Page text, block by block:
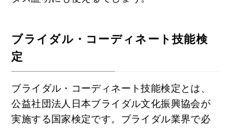
ブライダル・コーディネート技能検
定
ブライダル・コーディネート技能検定とは、
公益社団法人日本ブライダル文化振興協会が
実施する国家検定です。ブライダル業界で必